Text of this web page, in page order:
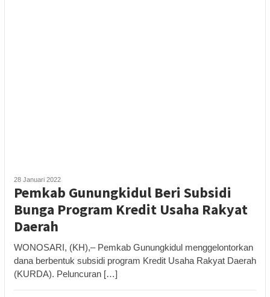
28 Januari 2022
Pemkab Gunungkidul Beri Subsidi
Bunga Program Kredit Usaha Rakyat
Daerah
WONOSARI, (KH),– Pemkab Gunungkidul menggelontorkan
dana berbentuk subsidi program Kredit Usaha Rakyat Daerah
(KURDA). Peluncuran […]